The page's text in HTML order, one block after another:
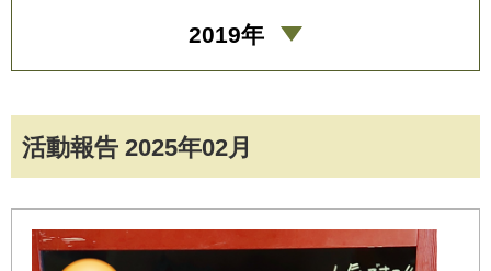
活動報告 2025年02月
2019年